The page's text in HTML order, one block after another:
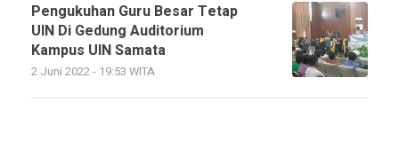
Pengukuhan Guru Besar Tetap
UIN Di Gedung Auditorium
Kampus UIN Samata
2 Juni 2022 - 19:53 WITA